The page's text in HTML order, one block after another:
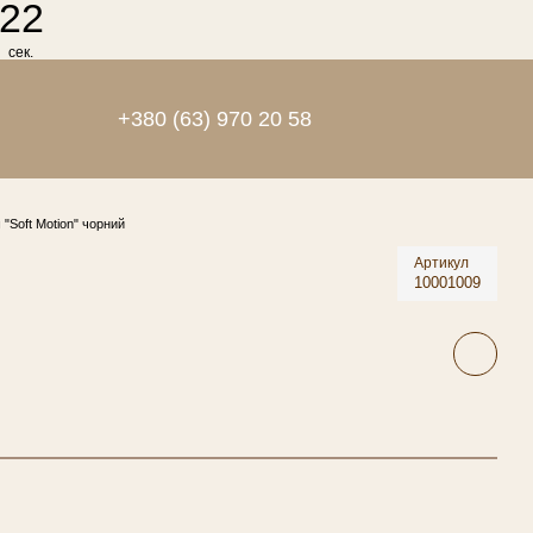
22
сек.
+380 (63) 970 20 58
Motion" чорний
Артикул
10001009